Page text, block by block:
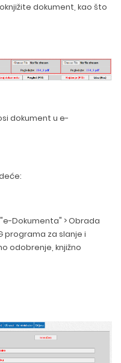
dokument, kao što
dokument u e-
Dokumenta" > Obrada
programa za slanje i
odobrenje, knjižno